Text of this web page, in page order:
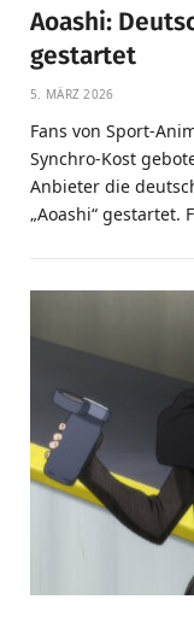
Aoashi:
gestartet
5. MÄRZ 2026
Fans von Sport-
Synchro-Kost
Anbieter die
„Aoashi“ gestartet.